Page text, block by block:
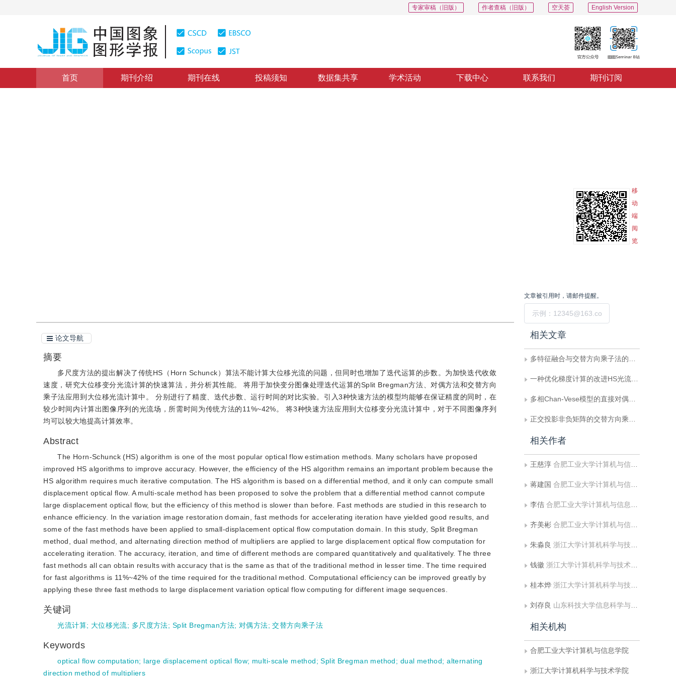
English Version
空天荟
作者查稿（旧版）
专家审稿（旧版）
首页 期刊介绍 期刊在线 投稿须知 数据集共享 学术活动 下载中心 联系我们 期刊订阅
移
动
端
阅
览
论文导航
摘要
多尺度方法的提出解决了传统HS（Horn Schunck）算法不能计算大位移光流的问题，但同时也增加了迭代运算的步数。为加快迭代收敛
速度，研究大位移变分光流计算的快速算法，并分析其性能。 将用于加快变分图像处理迭代运算的Split Bregman方法、对偶方法和交替方向
乘子法应用到大位移光流计算中。 分别进行了精度、迭代步数、运行时间的对比实验。引入3种快速方法的模型均能够在保证精度的同时，在
较少时间内计算出图像序列的光流场，所需时间为传统方法的11%~42%。 将3种快速方法应用到大位移变分光流计算中，对于不同图像序列
均可以较大地提高计算效率。
Abstract
The Horn-Schunck (HS) algorithm is one of the most popular optical flow estimation methods. Many scholars have proposed
improved HS algorithms to improve accuracy. However, the efficiency of the HS algorithm remains an important problem because the
HS algorithm requires much iterative computation. The HS algorithm is based on a differential method, and it only can compute small
displacement optical flow. A multi-scale method has been proposed to solve the problem that a differential method cannot compute
large displacement optical flow, but the efficiency of this method is slower than before. Fast methods are studied in this research to
enhance efficiency. In the variation image restoration domain, fast methods for accelerating iteration have yielded good results, and
some of the fast methods have been applied to small-displacement optical flow computation domain. In this study, Split Bregman
method, dual method, and alternating direction method of multipliers are applied to large displacement optical flow computation for
accelerating iteration. The accuracy, iteration, and time of different methods are compared quantitatively and qualitatively. The three
fast methods all can obtain results with accuracy that is the same as that of the traditional method in lesser time. The time required
for fast algorithms is 11%~42% of the time required for the traditional method. Computational efficiency can be improved greatly by
applying these three fast methods to large displacement variation optical flow computing for different image sequences.
关键词
光流计算; 大位移光流; 多尺度方法; Split Bregman方法; 对偶方法;交替方向乘子法
Keywords
optical flow computation; large displacement optical flow; multi-scale method;Split Bregman method; dual method;alternating
direction method of multipliers
文章被引用时，请邮件提醒。
相关文章
多特征融合与交替方向乘子法的行人再识别
一种优化梯度计算的改进HS光流算法
多相Chan-Vese模型的直接对偶方法
正交投影非负矩阵的交替方向乘子分解方法
相关作者
王慈淳 合肥工业大学计算机与信息学院
蒋建国 合肥工业大学计算机与信息学院
李佶 合肥工业大学计算机与信息学院
齐美彬 合肥工业大学计算机与信息学院
朱淼良 浙江大学计算机科学与技术学院
钱徽 浙江大学计算机科学与技术学院
桂本烨 浙江大学计算机科学与技术学院
刘存良 山东科技大学信息科学与工程学院;青岛大学信息工程学院
相关机构
合肥工业大学计算机与信息学院
浙江大学计算机科学与技术学院